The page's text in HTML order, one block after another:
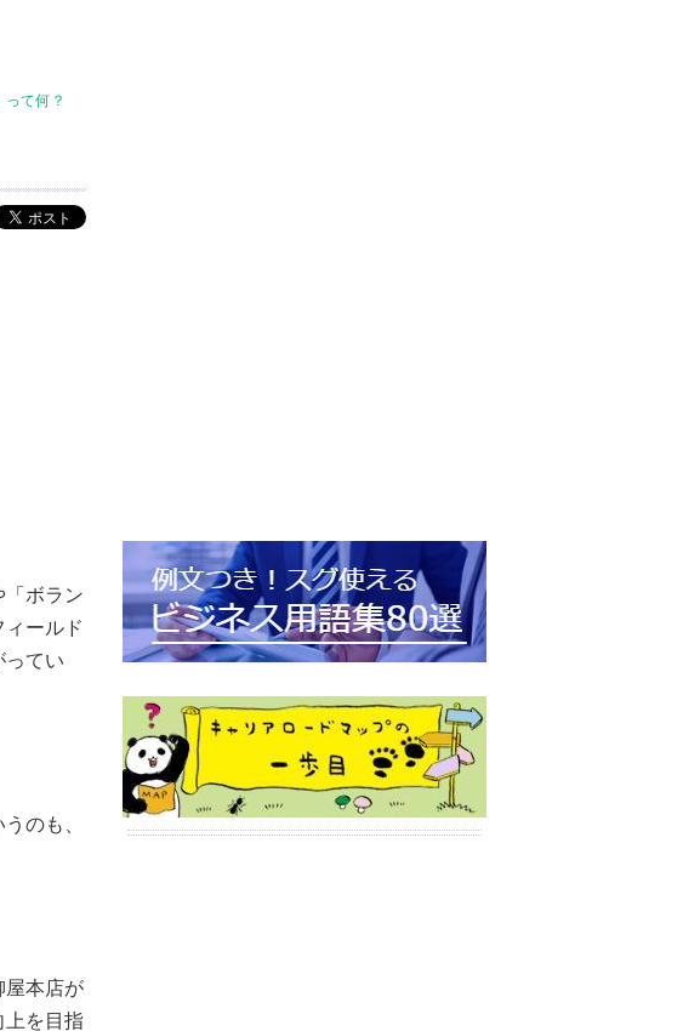
て何？
「ボラン
ールド
ってい
のも、
屋本店が
上を目指